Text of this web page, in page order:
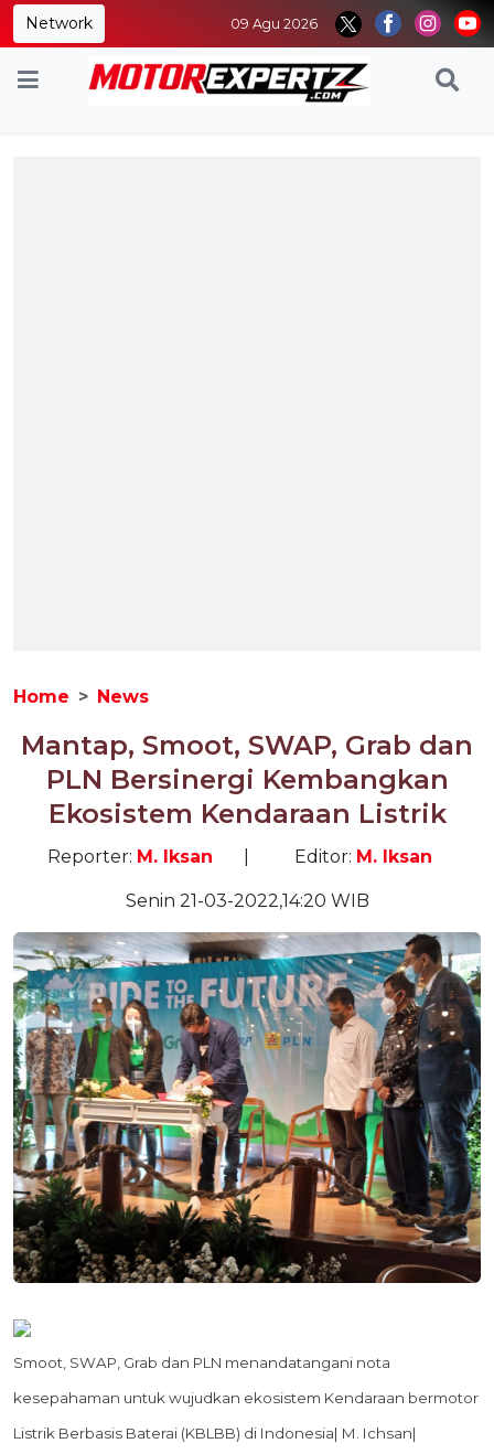
Network 09 Agu 2026
Home News
Mantap, Smoot, SWAP, Grab dan
PLN Bersinergi Kembangkan
Ekosistem Kendaraan Listrik
Reporter: M. Iksan Editor: M. Iksan
Senin 21-03-2022,14:20 WIB
Smoot, SWAP, Grab dan PLN menandatangani nota
kesepahaman untuk wujudkan ekosistem Kendaraan bermotor
Listrik Berbasis Baterai (KBLBB) di Indonesia| M. Ichsan|